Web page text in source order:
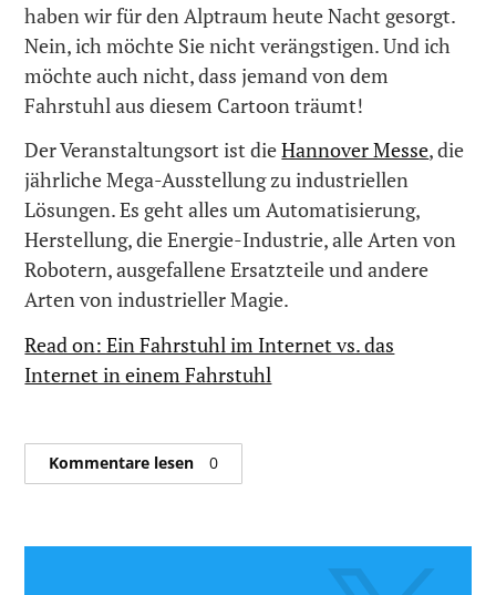
haben wir für den Alptraum heute Nacht gesorgt.
Nein, ich möchte Sie nicht verängstigen. Und ich
möchte auch nicht, dass jemand von dem
Fahrstuhl aus diesem Cartoon träumt!
Der Veranstaltungsort ist dieHannover Messe, die
jährliche Mega-Ausstellung zu industriellen
Lösungen. Es geht alles um Automatisierung,
Herstellung, die Energie-Industrie, alle Arten von
Robotern, ausgefallene Ersatzteile und andere
Arten von industrieller Magie.
Read on: Ein Fahrstuhl im Internet vs. das
Internet in einem Fahrstuhl
Kommentare lesen 0